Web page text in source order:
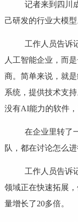
记者来到四川成
己研发的行业大模型
工作人员告诉记
人工智能企业，而
商。简单来说，就
系统，提供技术支
没有AI能力的软件
在企业里转了一
队，都在讨论怎么
工作人员告诉记
领域正在快速拓展
量增长了20多倍。